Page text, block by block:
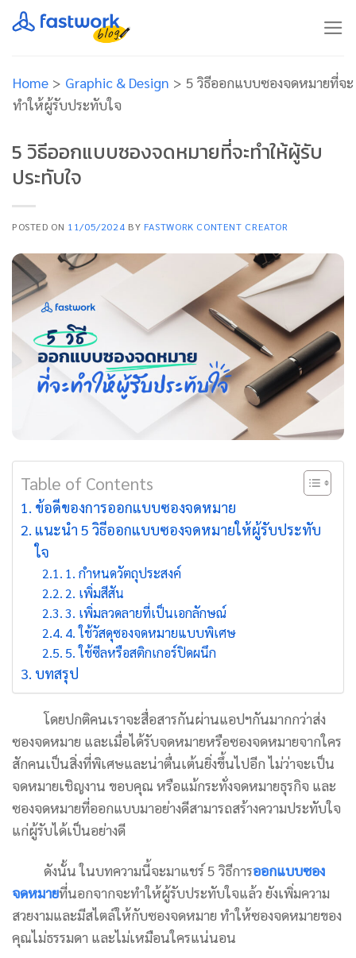
Skip
to
Home > Graphic & Design > 5 วิธีออกแบบซองจดหมายที่จะ
ทำให้ผู้รับประทับใจ
5 วิธีออกแบบซองจดหมายที่จะทำให้ผู้รับ
ประทับใจ
POSTED ON 11/05/2024 BY FASTWORK CONTENT CREATOR
Table of Contents
ข้อดีของการออกแบบซองจดหมาย
แนะนำ 5 วิธีออกแบบซองจดหมายให้ผู้รับประทับ
ใจ
1. กำหนดวัตถุประสงค์
2. เพิ่มสีสัน
3. เพิ่มลวดลายที่เป็นเอกลักษณ์
4. ใช้วัสดุซองจดหมายแบบพิเศษ
5. ใช้ซีลหรือสติกเกอร์ปิดผนึก
บทสรุป
โดยปกติคนเราจะสื่อสารกันผ่านแอปฯกันมากกว่าส่ง
ซองจดหมาย และเมื่อได้รับจดหมายหรือซองจดหมายจากใคร
สักคนเป็นสิ่งที่พิเศษและน่าตื่นเต้นยิ่งขึ้นไปอีก ไม่ว่าจะเป็น
จดหมายเชิญงาน ขอบคุณ หรือแม้กระทั่งจดหมายธุรกิจ และ
ซองจดหมายที่ออกแบบมาอย่างดีสามารถสร้างความประทับใจ
แก่ผู้รับได้เป็นอย่างดี
ดังนั้น ในบทความนี้จะมาแชร์ 5 วิธีการออกแบบซอง
จดหมายที่นอกจากจะทำให้ผู้รับประทับใจแล้ว ยังเพิ่มความ
สวยงามและมีสไตล์ให้กับซองจดหมาย ทำให้ซองจดหมายของ
คุณไม่ธรรมดา และไม่เหมือนใครแน่นอน